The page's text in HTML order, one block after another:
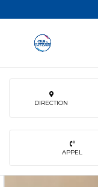
DIRECTION
APPEL